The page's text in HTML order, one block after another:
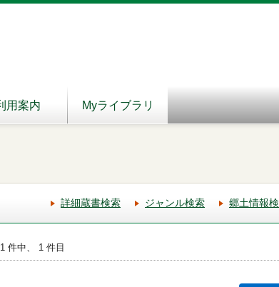
用案内 Myライブラリ
詳細蔵書検索 ジャンル検索 郷土情報
1 件中、 1 件目